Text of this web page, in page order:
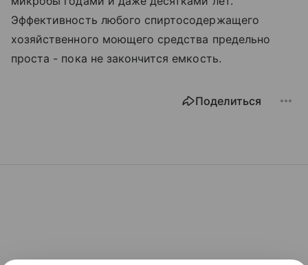
Эффективность любого спиртосодержащего
хозяйственного моющего средства предельно
проста - пока не закончится емкость.
Поделиться